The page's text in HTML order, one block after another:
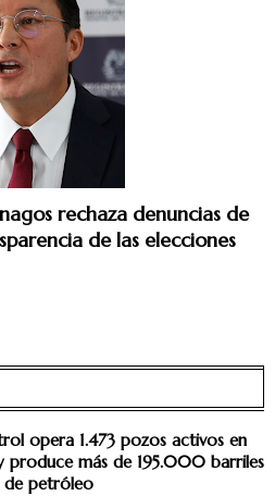
rechaza denuncias de
de las elecciones
opera 1.473 pozos activos en
produce más de 195.000 barriles
de petróleo